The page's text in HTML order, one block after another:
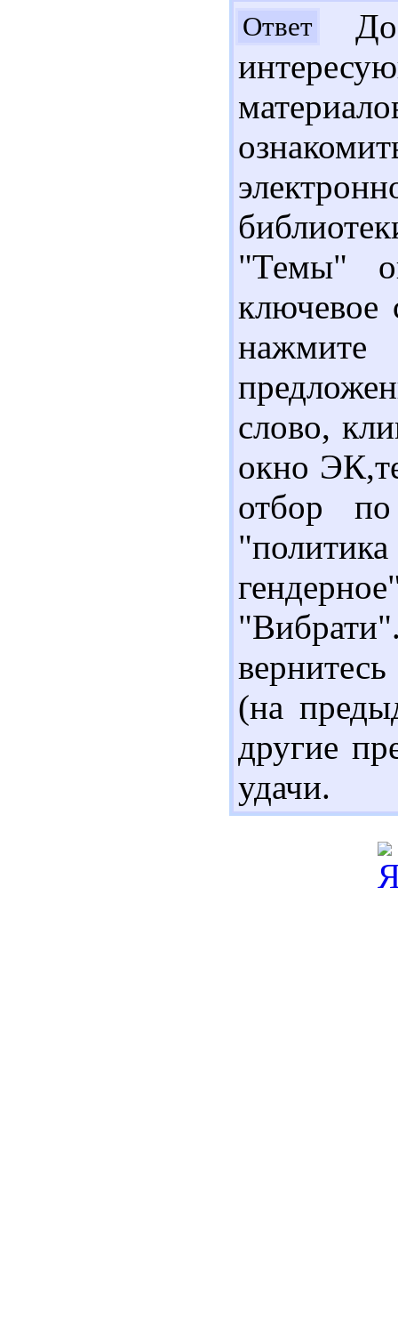
Ответ
"Темы"
ключевое
слово,
окно
отбор
(на
другие
удачи.